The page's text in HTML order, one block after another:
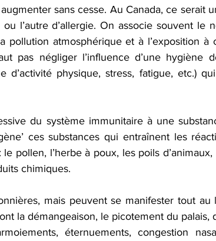
sans cesse. Au Canada, ce serait
l’autre d’allergie. On associe souvent le
pollution atmosphérique et à l’exposition à
pas négliger l’influence d’une hygiène
d’activité physique, stress, fatigue, etc.)
du système immunitaire à une
ces substances qui entraînent les
pollen, l’herbe à poux, les poils
chimiques.
mais peuvent se manifester tout au
la démangeaison, le picotement du palais,
éternuements, congestion